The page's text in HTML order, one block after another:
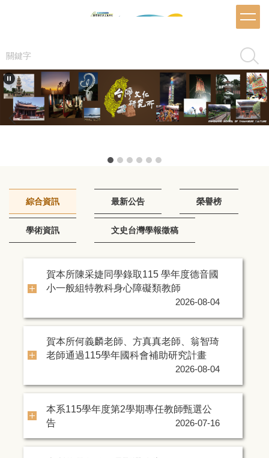
內
容
區
搜尋
綜合資訊 最新公告 榮譽榜
學術資訊 文史台灣學報徵稿
賀本所陳采婕同學錄取115 學年度德音國
小一般組特教科身心障礙類教師
2026-08-04
賀本所何義麟老師、方真真老師、翁智琦
老師通過115學年國科會補助研究計畫
2026-08-04
本系115學年度第2學期專任教師甄選公
告
2026-07-16